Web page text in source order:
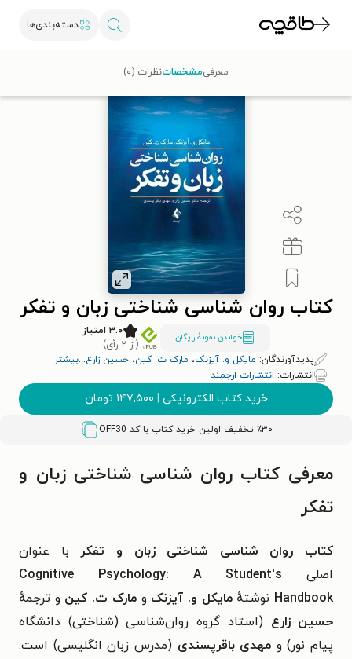
دسته‌بندی‌ها
کتاب روان‌ شناسی شناختی زبان و تفکر
خواندن نمونۀ رایگان
۳.۰ امتیاز
(از ۲ رأی)
پدیدآورندگان: مایکل و. آیزنک، مارک ت. کین، حسین زارع...بیشتر
انتشارات: انتشارات ارجمند
خرید کتاب الکترونیکی | ۱۴۷,۵۰۰ تومان
٪۳۰ تخفیف اولین خرید کتاب با کد OFF30
معرفیمشخصاتنظرات (۰)
معرفی کتاب روان‌ شناسی شناختی زبان و
تفکر
کتاب روان‌ شناسی شناختی زبان و تفکر با عنوان
اصلی Cognitive Psychology: A Student's
Handbook نوشتهٔمایکل و. آیزنک ومارک ت. کین و ترجمهٔ
حسین زارع (استاد گروه روان‌شناسی (شناختی) دانشگاه
پیام نور) و مهدی باقرپسندی (مدرس زبان انگلیسی) است.